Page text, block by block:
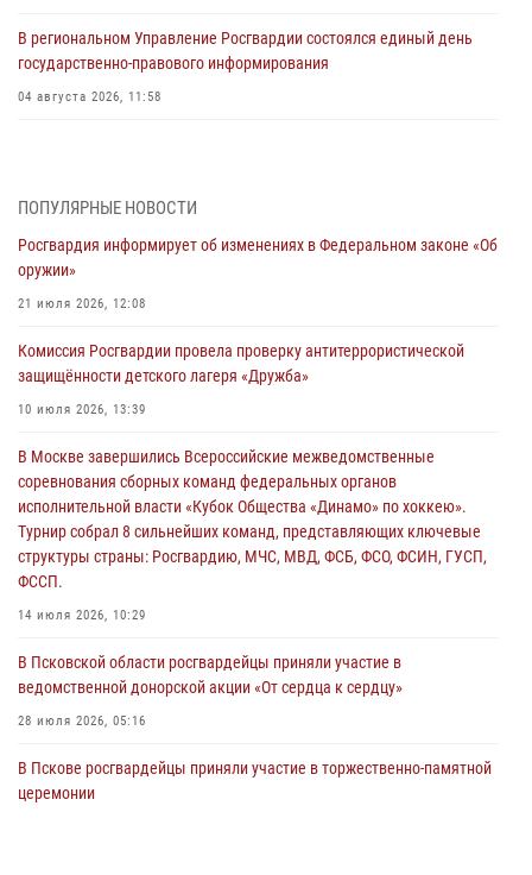
В региональном Управление Росгвардии состоялся единый день
государственно-правового информирования
04 августа 2026, 11:58
03 августа 2026, 17:21
21 единицу оружия изъяли Псковские росгвардейцы за неделю
03 августа 2026, 14:10
безопасности во время празднования Дня ВДВ
улицу Труда
31 июля 2026, 13:53
В Санкт-Петербурге прошел окружной этап ежегодного
Всероссийского конкурса профессионального мастерства среди
сотрудников вневедомственной охраны Росгвардии, Псковские
Росгвардейцы одержали победу
ПОПУЛЯРНЫЕ НОВОСТИ
Росгвардия информирует об изменениях в Федеральном законе «Об
оружии»
21 июля 2026, 12:08
Комиссия Росгвардии провела проверку антитеррористической
защищённости детского лагеря «Дружба»
10 июля 2026, 13:39
В Москве завершились Всероссийские межведомственные
соревнования сборных команд федеральных органов
исполнительной власти «Кубок Общества «Динамо» по хоккею».
Турнир собрал 8 сильнейших команд, представляющих ключевые
структуры страны: Росгвардию, МЧС, МВД, ФСБ, ФСО, ФСИН, ГУСП,
ФССП.
14 июля 2026, 10:29
В Псковской области росгвардейцы приняли участие в
ведомственной донорской акции «От сердца к сердцу»
28 июля 2026, 05:16
В Пскове росгвардейцы приняли участие в торжественно-памятной
церемонии